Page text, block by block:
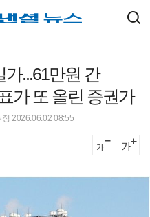
...61만원 간
가 또 올린 증권가
정 2026.06.02 08:55